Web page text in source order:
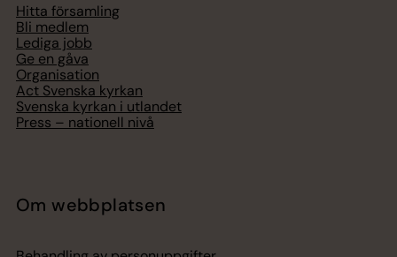
Hitta församling
Bli medlem
Lediga jobb
Ge en gåva
Organisation
Act Svenska kyrkan
Svenska kyrkan i utlandet
Press – nationell nivå
Om webbplatsen